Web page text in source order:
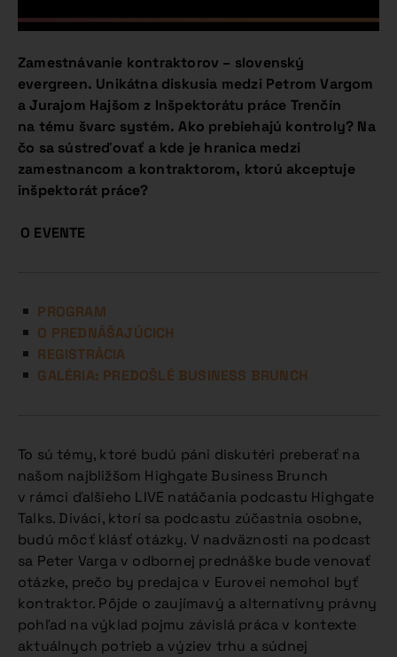
Zamestnávanie kontraktorov – slovenský
evergreen. Unikátna diskusia medzi Petrom Vargom
a Jurajom Hajšom z Inšpektorátu práce Trenčín
na tému švarc systém. Ako prebiehajú kontroly? Na
čo sa sústreďovať a kde je hranica medzi
zamestnancom a kontraktorom, ktorú akceptuje
inšpektorát práce?
O EVENTE
PROGRAM
O PREDNÁŠAJÚCICH
REGISTRÁCIA
GALÉRIA: PREDOŠLÉ BUSINESS BRUNCH
To sú témy, ktoré budú páni diskutéri preberať na
našom najbližšom Highgate Business Brunch
v rámci ďalšieho LIVE natáčania podcastu Highgate
Talks. Diváci, ktorí sa podcastu zúčastnia osobne,
budú môcť klásť otázky. V nadväznosti na podcast
sa Peter Varga v odbornej prednáške bude venovať
otázke, prečo by predajca v Eurovei nemohol byť
kontraktor. Pôjde o zaujímavý a alternatívny právny
pohľad na výklad pojmu závislá práca v kontexte
aktuálnych potrieb a výziev trhu a súdnej